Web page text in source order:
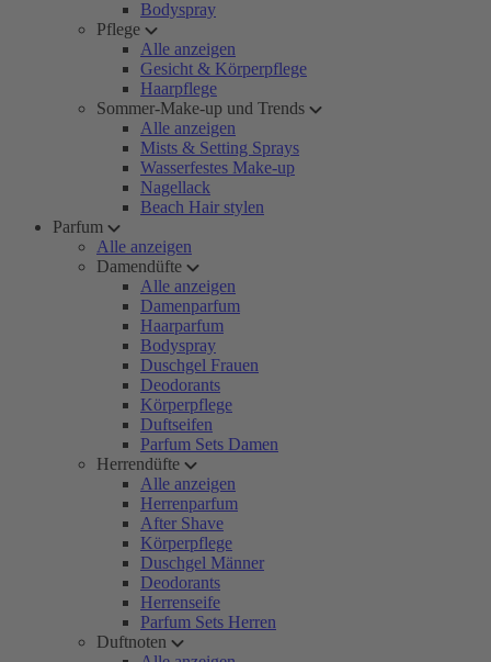
Bodyspray
Pflege
Alle anzeigen
Gesicht & Körperpflege
Haarpflege
Sommer-Make-up und Trends
Alle anzeigen
Mists & Setting Sprays
Wasserfestes Make-up
Nagellack
Beach Hair stylen
Parfum
Alle anzeigen
Damendüfte
Alle anzeigen
Damenparfum
Haarparfum
Bodyspray
Duschgel Frauen
Deodorants
Körperpflege
Duftseifen
Parfum Sets Damen
Herrendüfte
Alle anzeigen
Herrenparfum
After Shave
Körperpflege
Duschgel Männer
Deodorants
Herrenseife
Parfum Sets Herren
Duftnoten